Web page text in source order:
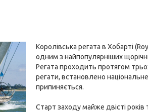
Королівська регата в Хобарті
одним з найпопулярніших
Регата проходить протягом
регати, встановлено
припиняється.
Старт заходу майже двісті